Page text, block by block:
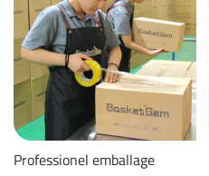
Professionel emballage